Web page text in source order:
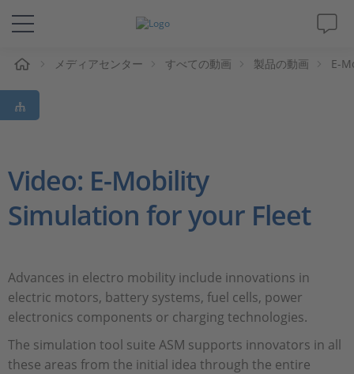
ソリューションと製品
サポート
Magazine
採用情報
メディアセンター すべての動画 製品の動画 E-
Video: E-Mobility
Simulation for your Fleet
Advances in electro mobility include innovations in
electric motors, battery systems, fuel cells, power
electronics components or charging technologies.
The simulation tool suite ASM supports innovators in all
these areas from the initial idea through the entire